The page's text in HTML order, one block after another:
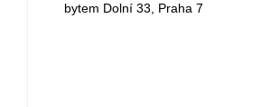
bytem Dolní 33, Praha 7